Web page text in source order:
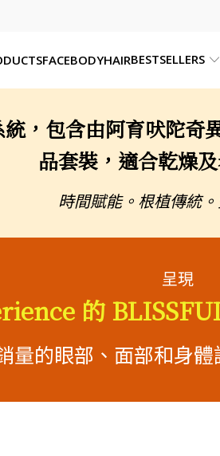
FACEBODYHAIRBESTSELLERS
，包含由阿育吠陀
品套裝，適合乾燥
時間賦能。根植傳統
呈現
的
量的眼部、面部和身體